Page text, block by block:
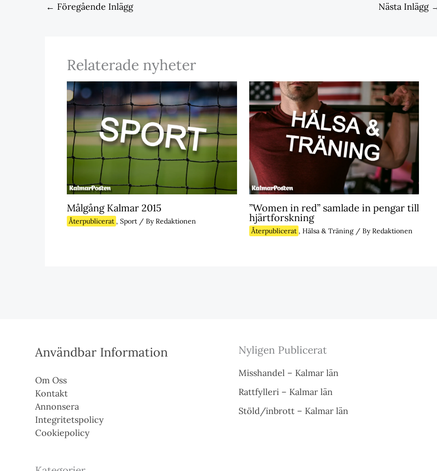
← Föregående Inlägg Nästa Inlägg
Relaterade nyheter
Målgång Kalmar 2015
Återpublicerat , Sport / ByRedaktionen
”Women in red” samlade in pengar till
hjärtforskning
Återpublicerat , Hälsa & Träning/ ByRedaktionen
Användbar Information
Om Oss
Kontakt
Annonsera
Integritetspolicy
Cookiepolicy
Nyligen Publicerat
Misshandel – Kalmar län
Rattfylleri – Kalmar län
Stöld/inbrott – Kalmar län